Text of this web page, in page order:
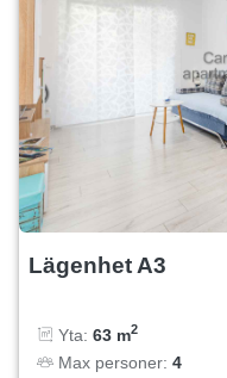
Lägenhet A3
Yta: 63 m2
Max personer: 4